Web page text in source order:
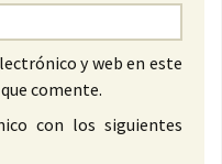
y web en este
comente.
con los siguientes